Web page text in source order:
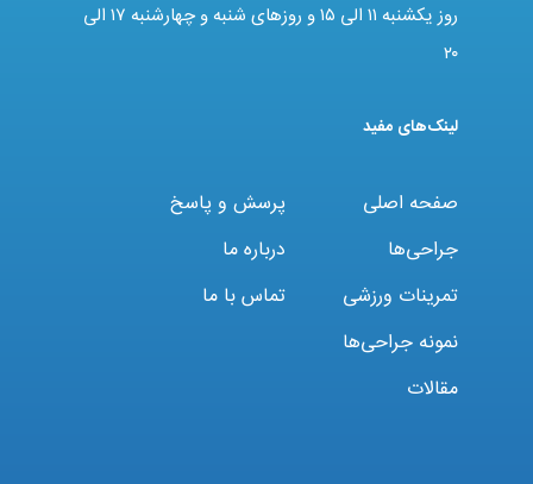
روز یکشنبه ۱۱ الی ۱۵ و روزهای شنبه و چهارشنبه ۱۷ الی
۲۰
لینک‌های مفید
صفحه اصلی
جراحی‌ها
تمرینات ورزشی
نمونه جراحی‌ها
مقالات
پرسش و پاسخ
درباره ما
تماس با ما